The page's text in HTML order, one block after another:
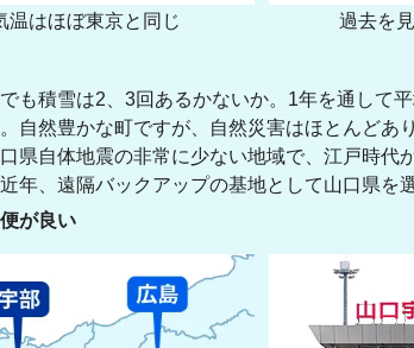
温はほぼ東京と同じ 過去を
も積雪は2、3回あるかないか。1年を通して
自然豊かな町ですが、自然災害はほとんどあ
県自体地震の非常に少ない地域で、江戸時代
年、遠隔バックアップの基地として山口県を
が良い